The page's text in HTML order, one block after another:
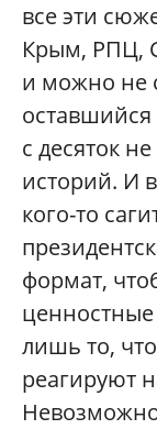
все эти
Крым, РПЦ,
и можно не
с десяток
историй. И
кого-то
формат,
лишь то,
реагируют